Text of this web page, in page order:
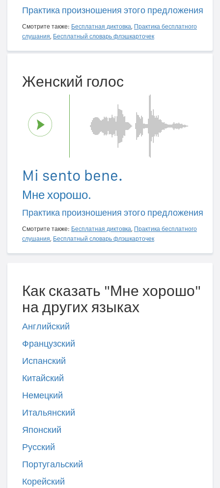
Практика произношения этого предложения
Смотрите также: Бесплатная диктовка, Практика бесплатного
слушания, Бесплатный словарь флэшкарточек
Женский голос
Mi sento bene.
Мне хорошо.
Практика произношения этого предложения
Смотрите также: Бесплатная диктовка, Практика бесплатного
слушания, Бесплатный словарь флэшкарточек
Как сказать "Мне хорошо"
на других языках
Английский
Французский
Испанский
Китайский
Немецкий
Итальянский
Японский
Русский
Португальский
Корейский